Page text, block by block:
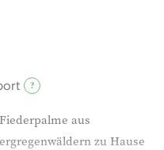
aus
zu Hause